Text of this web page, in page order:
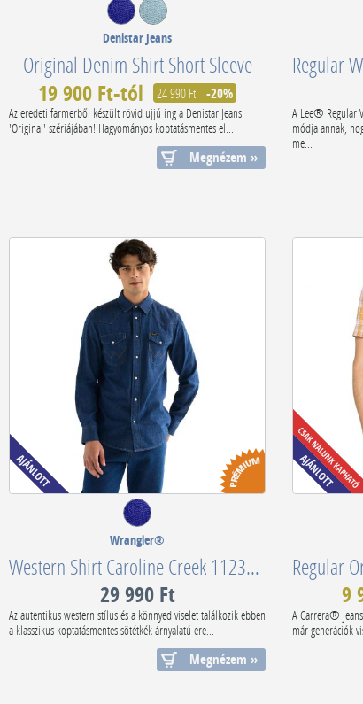
Denistar Jeans
Original Denim Shirt Short Sleeve
19 900 Ft-tól 24 990 Ft -20%
Az eredeti farmerből készült rövid ujjú ing a Denistar Jeans
'Original' szériájában! Hagyományos koptatásmentes el...
Megnézem »
A Lee® Regular
módja annak,
me...
Wrangler®
Western Shirt Caroline Creek 112378124.
29 990 Ft
Az autentikus western stílus és a könnyed viselet találkozik ebben
a klasszikus koptatásmentes sötétkék árnyalatú ere...
Megnézem »
9
A Carrera®
már generációk